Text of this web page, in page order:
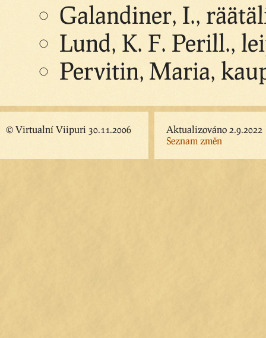
Galandiner, I.,
Lund, K. F. Perill.,
Pervitin, Maria,
© Virtualní Viipuri 30.11.2006
Aktualizováno 2.9.2022
Seznam změn